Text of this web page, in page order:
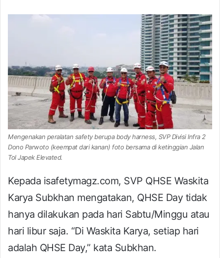
Mengenakan peralatan safety berupa body harness, SVP Divisi Infra 2
Dono Parwoto (keempat dari kanan) foto bersama di ketinggian Jalan
Tol Japek Elevated.
Kepada isafetymagz.com, SVP QHSE Waskita
Karya Subkhan mengatakan, QHSE Day tidak
hanya dilakukan pada hari Sabtu/Minggu atau
hari libur saja. “Di Waskita Karya, setiap hari
adalah QHSE Day,” kata Subkhan.